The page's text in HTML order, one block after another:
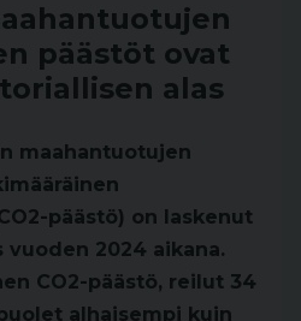
päästöt ovat
alas
maahantuotujen
päästö) on laskenut
2024 aikana.
CO2-päästö, reilut 34
alhaisempi kuin